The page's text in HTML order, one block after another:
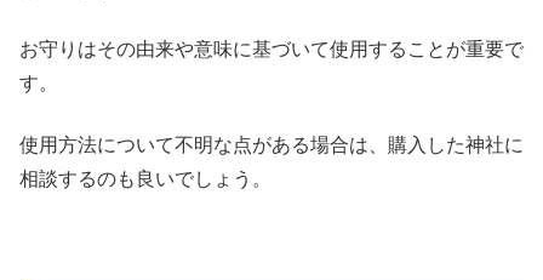
お守りはその由来や意味に基づいて使用することが重要で
す。
使用方法について不明な点がある場合は、購入した神社に
相談するのも良いでしょう。